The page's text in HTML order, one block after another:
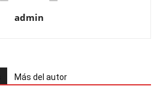
admin
Más del autor